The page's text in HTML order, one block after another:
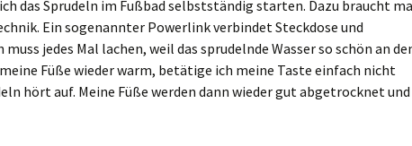
das Sprudeln im Fußbad selbstständig starten. Dazu braucht
Ein sogenannter Powerlink verbindet Steckdose und
jedes Mal lachen, weil das sprudelnde Wasser so schön an
Füße wieder warm, betätige ich meine Taste einfach nicht
hört auf. Meine Füße werden dann wieder gut abgetrocknet und